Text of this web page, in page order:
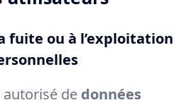
fuite ou à l’exploitation
de données